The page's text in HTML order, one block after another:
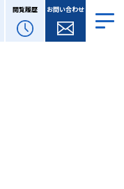
閲覧履歴 お問い合わせ